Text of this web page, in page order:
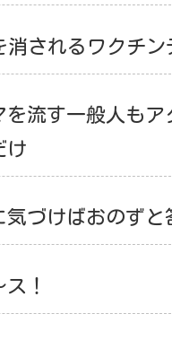
消されるワクチ
を流す一般人も
け
気づけばおのずと
！